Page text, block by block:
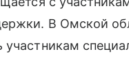
В Омской